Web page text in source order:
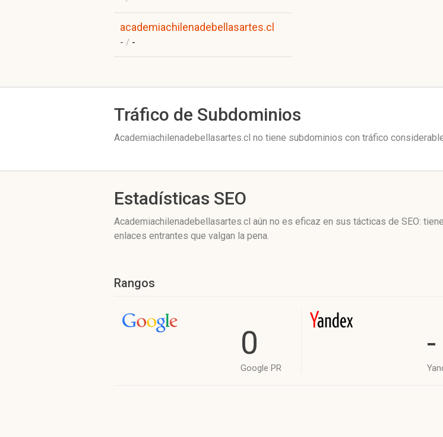
academiachilenadebellasartes.cl
- / -
Tráfico de Subdominios
Academiachilenadebellasartes.cl no tiene subdominios con tráfico
Estadísticas SEO
Academiachilenadebellasartes.cl aún no es eficaz en sus tácticas de SEO:
enlaces entrantes que valgan la pena.
Rangos
0
Google PR
-